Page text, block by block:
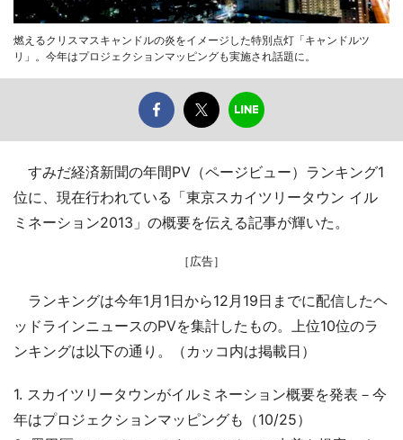
燃えるクリスマスキャンドルの炎をイメージした特別点灯「キャンドルツ
リ」。今年はプロジェクションマッピングも実施され話題に。
すみだ経済新聞の年間PV（ページビュー）ランキング1
位に、現在行われている「東京スカイツリータウン イル
ミネーション2013」の概要を伝える記事が輝いた。
［広告］
ランキングは今年1月1日から12月19日までに配信したヘ
ッドラインニュースのPVを集計したもの。上位10位のラ
ンキングは以下の通り。（カッコ内は掲載日）
1. スカイツリータウンがイルミネーション概要を発表－今
年はプロジェクションマッピングも（10/25）